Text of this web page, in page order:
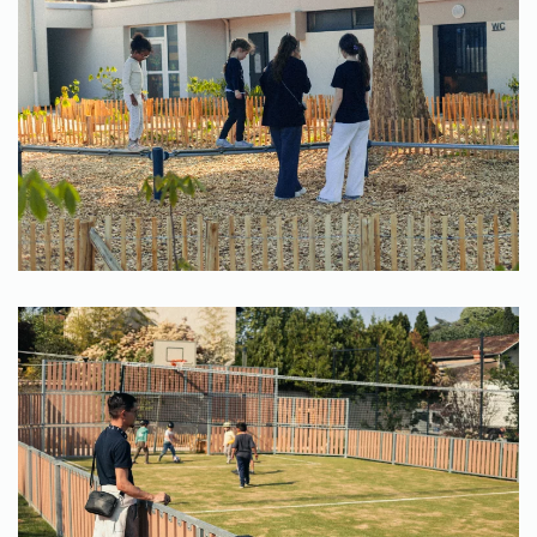
Zoom
Zoom